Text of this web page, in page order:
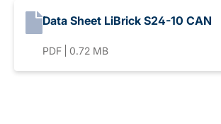
Data Sheet LiBrick S24-10 CAN
PDF 0.72 MB